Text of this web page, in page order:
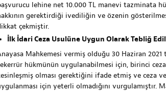
lehine net 10.000 TL manevi tazminata
gerektirdiği ivediliğin ve özenin
çekmiştir.
İlk İdari Ceza Usulüne Uygun Olarak Tebliğ
Mahkemesi vermiş olduğu 30 Haziran 2021
hükmünün uygulanabilmesi için, birinci
olması gerektiğini ifade etmiş ve ceza
için yeterli olmadığını vurgulamıştır.